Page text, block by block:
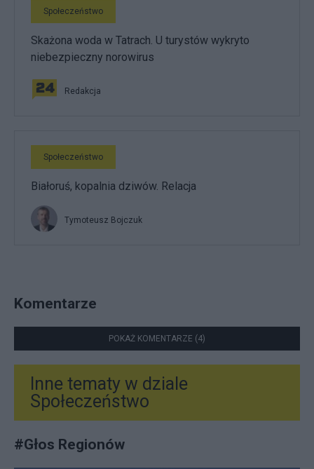
Społeczeństwo
Skażona woda w Tatrach. U turystów wykryto
niebezpieczny norowirus
Redakcja
Społeczeństwo
Białoruś, kopalnia dziwów. Relacja
Tymoteusz Bojczuk
Komentarze
POKAŻ KOMENTARZE (4)
Inne tematy w dziale
Społeczeństwo
#Głos Regionów